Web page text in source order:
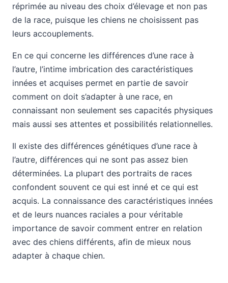
réprimée au niveau des choix d’élevage et non pas
de la race, puisque les chiens ne choisissent pas
leurs accouplements.
En ce qui concerne les différences d’une race à
l’autre, l’intime imbrication des caractéristiques
innées et acquises permet en partie de savoir
comment on doit s’adapter à une race, en
connaissant non seulement ses capacités physiques
mais aussi ses attentes et possibilités relationnelles.
Il existe des différences génétiques d’une race à
l’autre, différences qui ne sont pas assez bien
déterminées. La plupart des portraits de races
confondent souvent ce qui est inné et ce qui est
acquis. La connaissance des caractéristiques innées
et de leurs nuances raciales a pour véritable
importance de savoir comment entrer en relation
avec des chiens différents, afin de mieux nous
adapter à chaque chien.